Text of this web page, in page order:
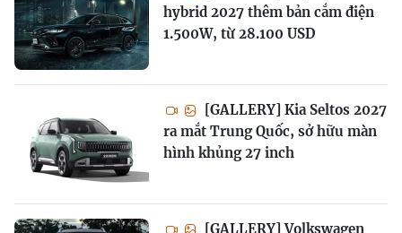
hybrid 2027 thêm bản cắm điện
1.500W, từ 28.100 USD
[GALLERY] Kia Seltos 2027
ra mắt Trung Quốc, sở hữu màn
hình khủng 27 inch
[GALLERY] Volkswagen